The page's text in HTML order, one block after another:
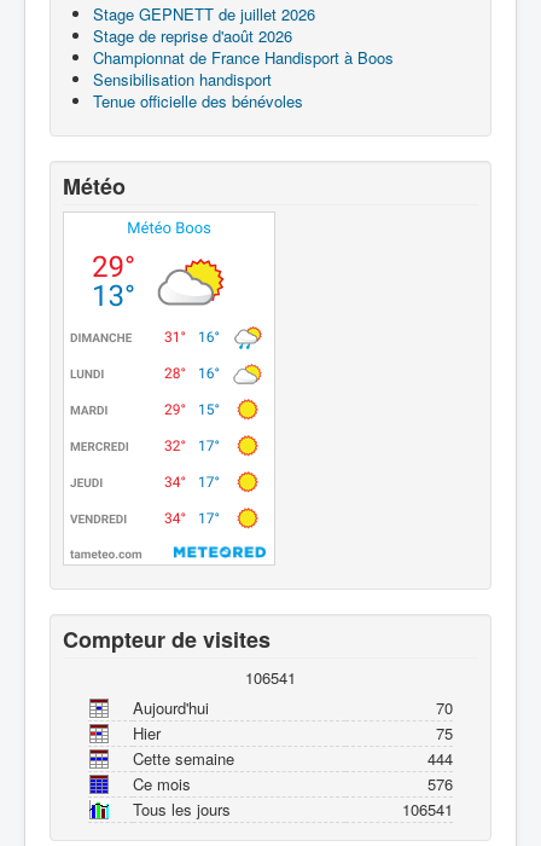
Stage GEPNETT de juillet 2026
Stage de reprise d'août 2026
Championnat de France Handisport à Boos
Sensibilisation handisport
Tenue officielle des bénévoles
Météo
Compteur de visites
106541
Aujourd'hui
70
Hier
75
Cette semaine
444
Ce mois
576
Tous les jours
106541